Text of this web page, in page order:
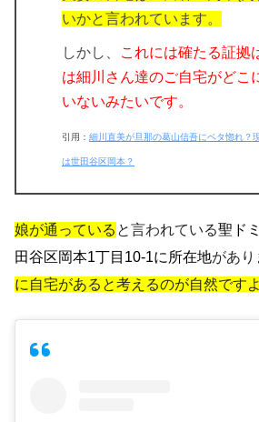
いかと言われています。
しかし、 これには確たる証拠
は細川さん達のご自宅がどこ
いないみたいです。
引用： 細川直美が旦那の葛山信吾にベタ惚れ？
は世田谷区岡本？
娘が通っている と言われている聖ド
田谷区岡本1丁目10-1に所在地があり
に自宅があると考えるのが自然ですよ